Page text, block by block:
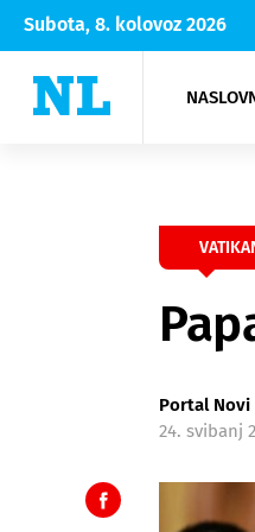
Subota, 8. kolovoz 2026
Portal
24. svibanj